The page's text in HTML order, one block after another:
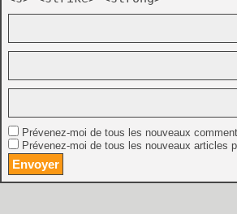
Prévenez-moi de tous les nouveaux
Prévenez-moi de tous les nouveaux articles